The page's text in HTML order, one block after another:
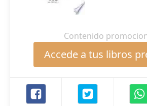
Contenido
Accede a tus libros